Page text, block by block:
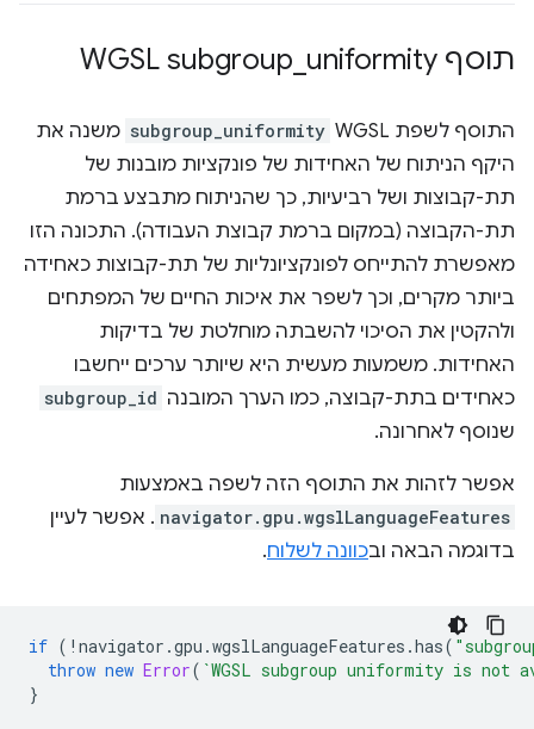
תוסף WGSL subgroup uniformity
התוסף לשפת WGSL‏ subgroup_uniformity משנה את
היקף הניתוח של האחידות של פונקציות מובנות של
תת-קבוצות ושל רביעיות, כך שהניתוח מתבצע ברמת
תת-הקבוצה (במקום ברמת קבוצת העבודה). התכונה הזו
מאפשרת להתייחס לפונקציונליות של תת-קבוצות כאחידה
ביותר מקרים, וכך לשפר את איכות החיים של המפתחים
ולהקטין את הסיכוי להשבתה מוחלטת של בדיקות
האחידות. משמעות מעשית היא שיותר ערכים ייחשבו
כאחידים בתת-קבוצה, כמו הערך המובנה subgroup_id
שנוסף לאחרונה.
אפשר לזהות את התוסף הזה לשפה באמצעות
navigator.gpu.wgslLanguageFeatures . אפשר לעיין
בדוגמה הבאה ובכוונה לשלוח.
if ( ! navigator .gpu .wgslLanguageFeatures .has(
throw new Error( `WGSL subgroup uniformity is not
}